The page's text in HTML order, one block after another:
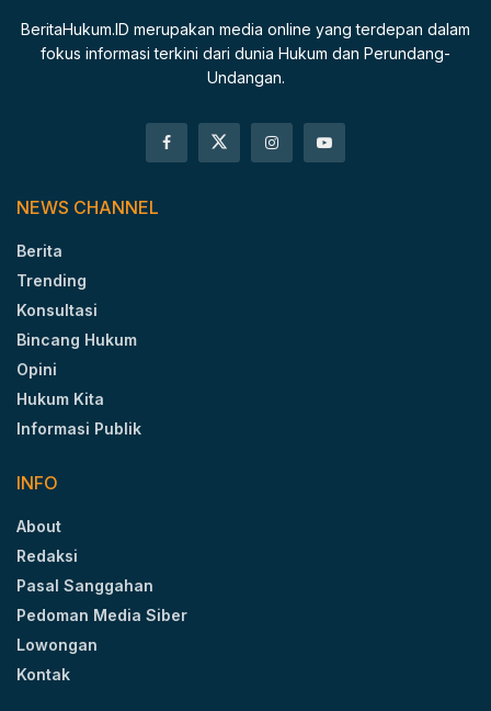
BeritaHukum.ID merupakan media online yang terdepan dalam
fokus informasi terkini dari dunia Hukum dan Perundang-
Undangan.
NEWS CHANNEL
Berita
Trending
Konsultasi
Bincang Hukum
Opini
Hukum Kita
Informasi Publik
INFO
About
Redaksi
Pasal Sanggahan
Pedoman Media Siber
Lowongan
Kontak